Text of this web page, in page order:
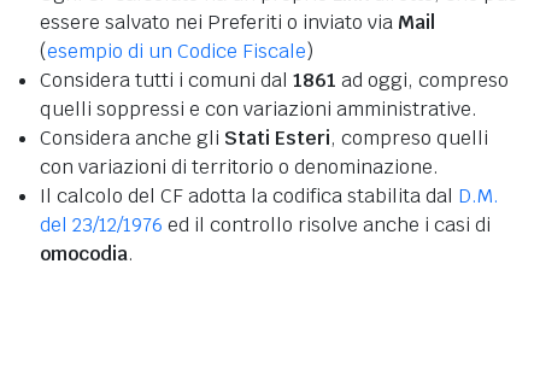
essere salvato nei Preferiti o inviato via Mail
(esempio di un Codice Fiscale)
Considera tutti i comuni dal 1861 ad oggi, compreso
quelli soppressi e con variazioni amministrative.
Considera anche gli Stati Esteri, compreso quelli
con variazioni di territorio o denominazione.
Il calcolo del CF adotta la codifica stabilita dal D.M.
del 23/12/1976 ed il controllo risolve anche i casi di
omocodia.